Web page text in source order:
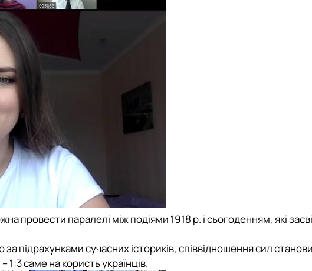
провести паралелі між подіями 1918 р. і сьогоденням, які
підрахунками сучасних істориків, співвідношення сил
1:3 саме на користь українців.